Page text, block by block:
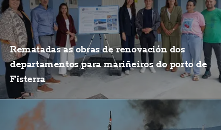
Rematadas as obras de renovación dos
departamentos para mariñeiros do porto de
Fisterra